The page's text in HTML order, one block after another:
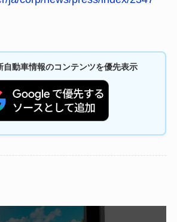
動車情報のコンテンツを優先表示